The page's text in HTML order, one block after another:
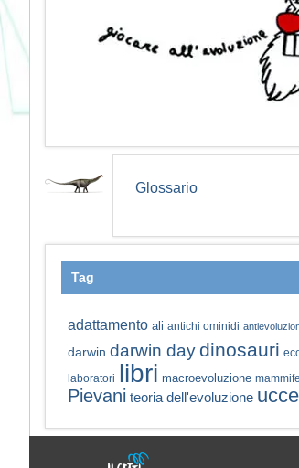
Glossario
Tag
adattamento ali antichi ominidi
darwin darwin daydinosauri
laboratori libri macroevoluzione
Pievani teoria dell'evoluzione